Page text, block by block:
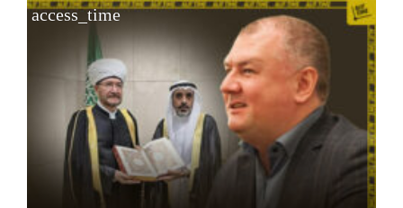
access_time